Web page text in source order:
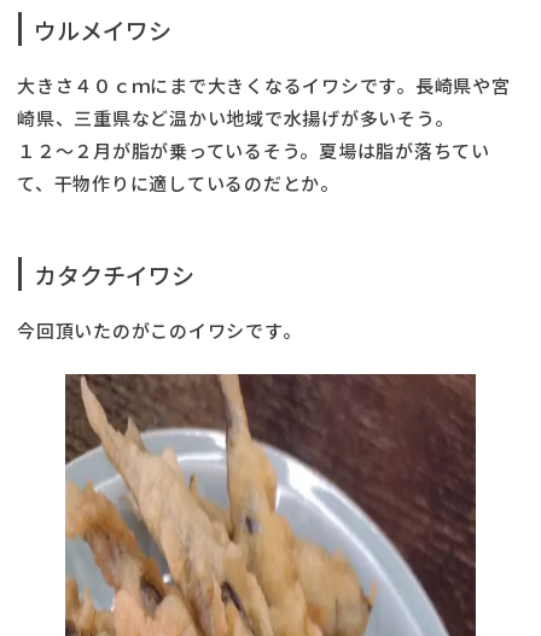
ウルメイワシ
大きさ４０ｃｍにまで大きくなるイワシです。長崎県や宮
崎県、三重県など温かい地域で水揚げが多いそう。
１２〜２月が脂が乗っているそう。夏場は脂が落ちてい
て、干物作りに適しているのだとか。
カタクチイワシ
今回頂いたのがこのイワシです。